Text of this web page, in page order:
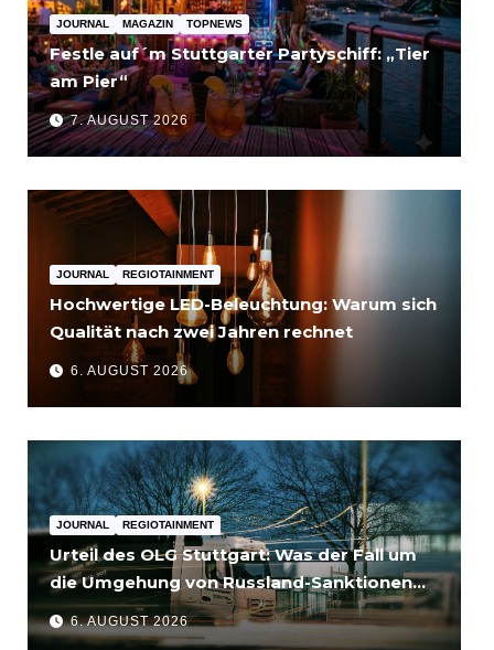
JOURNAL MAGAZIN TOPNEWS
Festle auf´m Stuttgarter Partyschiff: „Tier
am Pier“
7. AUGUST 2026
JOURNAL REGIOTAINMENT
Hochwertige LED-Beleuchtung: Warum sich
Qualität nach zwei Jahren rechnet
6. AUGUST 2026
JOURNAL REGIOTAINMENT
Urteil des OLG Stuttgart: Was der Fall um
die Umgehung von Russland-Sanktionen
für Unternehmen bedeutet
6. AUGUST 2026